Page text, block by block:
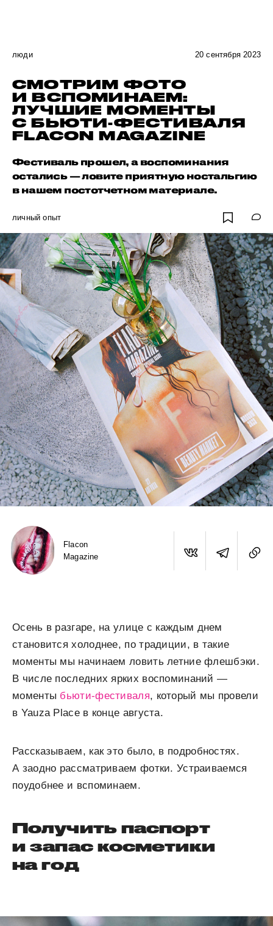
люди 20 сентября 2023
СМОТРИМ ФОТО
И ВСПОМИНАЕМ:
ЛУЧШИЕ МОМЕНТЫ
С БЬЮТИ-ФЕСТИВАЛЯ
FLACON MAGAZINE
Фестиваль прошел, а воспоминания
остались — ловите приятную ностальгию
в нашем постотчетном материале.
личный опыт
Flacon
Magazine
Осень в разгаре, на улице с каждым днем
становится холоднее, по традиции, в такие
моменты мы начинаем ловить летние флешбэки.
В числе последних ярких воспоминаний —
моменты бьюти-фестиваля, который мы провели
в Yauza Place в конце августа.
Рассказываем, как это было, в подробностях.
А заодно рассматриваем фотки. Устраиваемся
поудобнее и вспоминаем.
Получить паспорт
и запас косметики
на год